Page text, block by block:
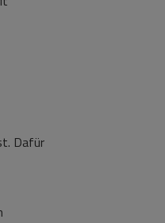
Dafür